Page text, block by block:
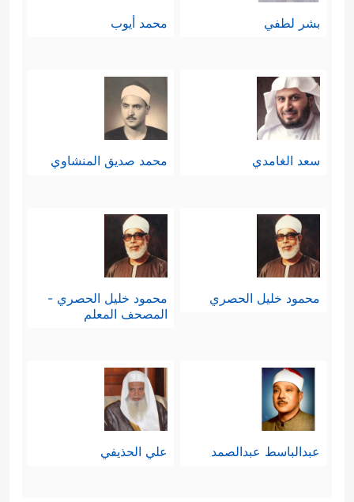
بشر لطفي محمد أيوب
سعد الغامدي محمد صديق المنشاوي
محمود خليل الحصري
محمود خليل الحصري -
المصحف المعلم
عبدالباسط عبدالصمد علي الحذيفي